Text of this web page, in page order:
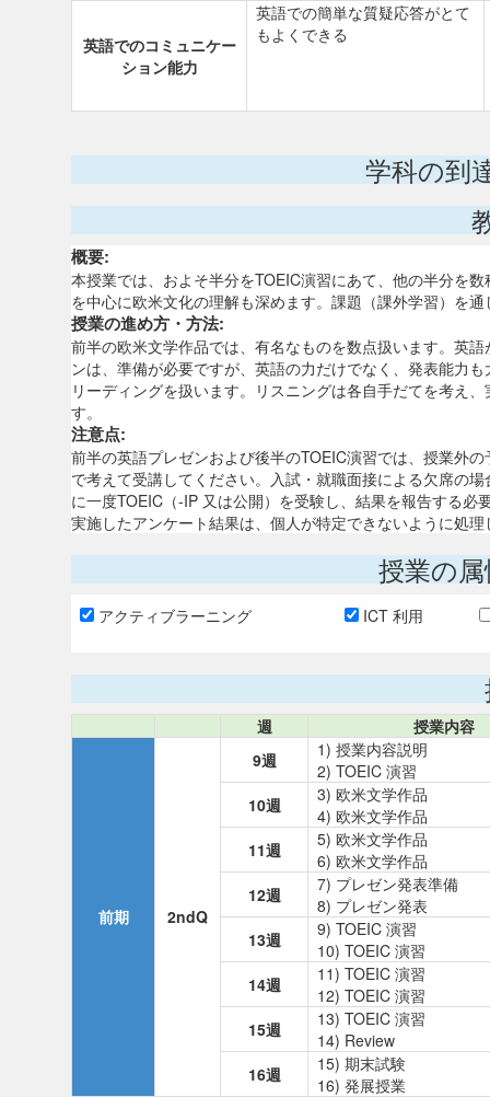
英語でのコミュニケー
ション能力
英語での簡単な質疑応答がとて
もよくできる
学科の到
概要:
本授業では、およそ半分をTOEIC演習にあて、他の半分を
を中心に欧米文化の理解も深めます。課題（課外学習）を
授業の進め方・方法:
前半の欧米文学作品では、有名なものを数点扱います。英
ンは、準備が必要ですが、英語の力だけでなく、発表能力
リーディングを扱います。リスニングは各自手だてを考え
す。
注意点:
前半の英語プレゼンおよび後半のTOEIC演習では、授業外
で考えて受講してください。入試・就職面接による欠席の
に一度TOEIC（-IP 又は公開）を受験し、結果を報告する
実施したアンケート結果は、個人が特定できないように処
授業の
アクティブラーニング ICT 利用
週 授業内容
前期 2ndQ
9週
1) 授業内容説明
2) TOEIC 演習
10週
3) 欧米文学作品
4) 欧米文学作品
11週
5) 欧米文学作品
6) 欧米文学作品
12週
7) プレゼン発表準備
8) プレゼン発表
13週
9) TOEIC 演習
10) TOEIC 演習
14週
11) TOEIC 演習
12) TOEIC 演習
15週
13) TOEIC 演習
14) Review
16週
15) 期末試験
16) 発展授業